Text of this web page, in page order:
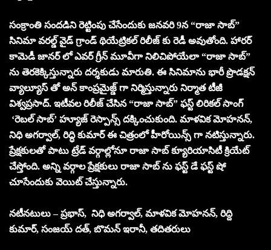
సంక్రాంతి సందడిని రెట్టింపు చేసేందుకు జనవరి 9న “రాజా సాబ్”
సినిమా వరల్డ్ వైడ్ గ్రాండ్ థియేట్రికల్ రిలీజ్ కు రెడీ అవుతోంది. హారర్
కామెడీ జానర్ లో ఎవర్ గ్రీన్ మూవీగా నిలిచిపోయేలా “రాజా సాబ్”
ను తెరకెక్కిస్తున్నారు దర్శకుడు మారుతి. ఈ సినిమాను భారీ ప్రొడక్షన్
వ్యాల్యూస్ తో అన్ కాంప్రమైజ్డ్ గా నిర్మిస్తున్నారు నిర్మాత టీజీ
విశ్వప్రసాద్. ఇటీవల రిలీజ్ చేసిన “రాజా సాబ్” ఫస్ట్ లిరికల్ సాంగ్
‘రెబల్ సాబ్’ హ్యూజ్ రెస్పాన్స్ దక్కించుకుంది. మాళవిక మోహనన్,
నిధి అగర్వాల్, రిద్ధి కుమార్ ఈ చిత్రంలో హీరోయిన్స్ గా నటిస్తున్నారు.
ప్రేక్షకులతో పాటు ట్రేడ్ వర్గాల్లోనూ రాజా సాబ్ క్యూరియాసిటీ క్రియేట్
చేస్తోంది. అన్ని వర్గాల ప్రేక్షకులు రాజా సాబ్ ను ఫస్ట్ డే ఫస్ట్ షో
చూసేందుకు వెయిట్ చేస్తున్నారు.
నటీనటులు – ప్రభాస్, నిధి అగర్వాల్, మాళవిక మోహనన్, రిద్ది
కుమార్, సంజయ్ దత్, బొమన్ ఇరానీ, తదితరులు